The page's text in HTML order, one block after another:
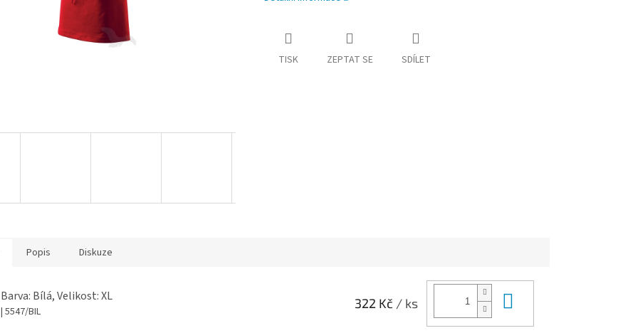
TISK ZEPTAT SE SDÍLET
Popis Diskuze
Barva: Bílá, Velikost: XL
| 5547/BIL
322 Kč / ks